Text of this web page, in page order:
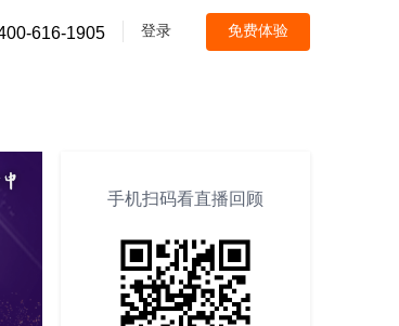
616-1905 登录 免费体验
手机扫码看直播回顾